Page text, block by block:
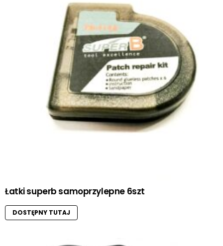
Łatki superb samoprzylepne 6szt
DOSTĘPNY TUTAJ